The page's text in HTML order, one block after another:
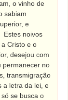
o vinho de
sabiam
e
Estes noivos
Cristo e o
desejou com
permanecer no
transmigração
a letra da lei, e
se busca o